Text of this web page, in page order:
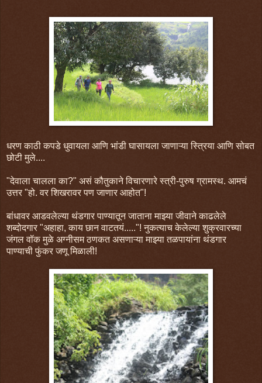
धरण काठी कपडे धुवायला आणि भांडी घासायला जाणाऱ्या स्त्रिया आणि सोबत
छोटी मुले....
"देवाला चालला का?" असं कौतुकाने विचारणारे स्त्री-पुरुष ग्रामस्थ. आमचं
उत्तर "हो. वर शिखरावर पण जाणार आहोत"!
बांधावर आडवलेल्या थंडगार पाण्यातून जाताना माझ्या जीवाने काढलेले
शब्दोदगार "अहाहा, काय छान वाटतयं....."! नुकत्याच केलेल्या शुक्रवारच्या
जंगल वॉक मुळे अग्नीसम ठणकत असणाऱ्या माझ्या तळपायांना थंडगार
पाण्याची फुंकर जणू मिळाली!